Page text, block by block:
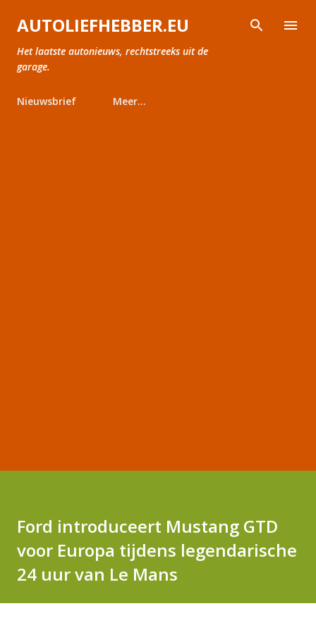
Doorgaan naar hoofdcontent
AUTOLIEFHEBBER.EU
Het laatste autonieuws, rechtstreeks uit de
garage.
Nieuwsbrief Meer…
Ford introduceert Mustang GTD
voor Europa tijdens legendarische
24 uur van Le Mans